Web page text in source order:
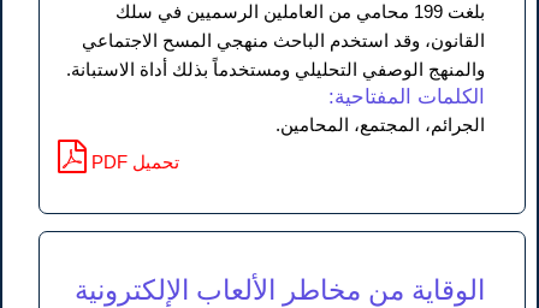
بلغت 199 محامي من العاملين الرسميين في سلك
القانون، وقد استخدم الباحث منهجي المسح الاجتماعي
والمنهج الوصفي التحليلي ومستخدماً بذلك أداة الاستبانة.
الكلمات المفتاحية:
الجرائم، المجتمع، المحامين.
PDF تحميل
الوقاية من مخاطر الألعاب الإلكترونية